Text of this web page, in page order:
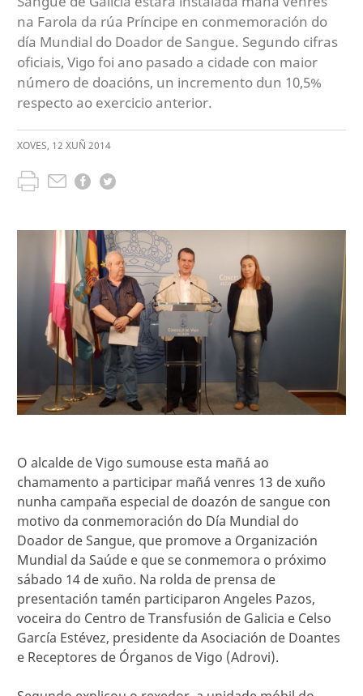
na Farola da rúa Príncipe en conmemoración do
día Mundial do Doador de Sangue. Segundo cifras
oficiais, Vigo foi ano pasado a cidade con maior
número de doacións, un incremento dun 10,5%
respecto ao exercicio anterior.
XOVES, 12 XUÑ 2014
O alcalde de Vigo sumouse esta mañá ao
chamamento a participar mañá venres 13 de xuño
nunha campaña especial de doazón de sangue con
motivo da conmemoración do Día Mundial do
Doador de Sangue, que promove a Organización
Mundial da Saúde e que se conmemora o próximo
sábado 14 de xuño. Na rolda de prensa de
presentación tamén participaron Angeles Pazos,
voceira do Centro de Transfusión de Galicia e Celso
García Estévez, presidente da Asociación de Doantes
e Receptores de Órganos de Vigo (Adrovi).